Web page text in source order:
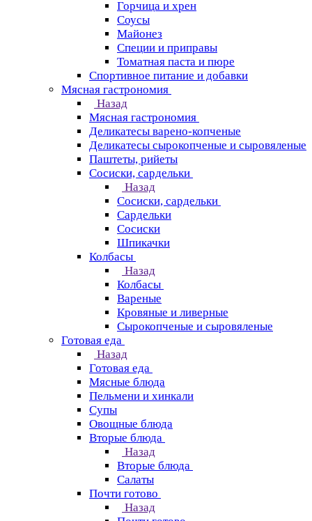
Горчица и хрен
Соусы
Майонез
Специи и приправы
Томатная паста и пюре
Спортивное питание и добавки
Мясная гастрономия
Назад
Мясная гастрономия
Деликатесы варено-копченые
Деликатесы сырокопченые и сыровяленые
Паштеты, рийеты
Сосиски, сардельки
Назад
Сосиски, сардельки
Сардельки
Сосиски
Шпикачки
Колбасы
Назад
Колбасы
Вареные
Кровяные и ливерные
Сырокопченые и сыровяленые
Готовая еда
Назад
Готовая еда
Мясные блюда
Пельмени и хинкали
Супы
Овощные блюда
Вторые блюда
Назад
Вторые блюда
Салаты
Почти готово
Назад